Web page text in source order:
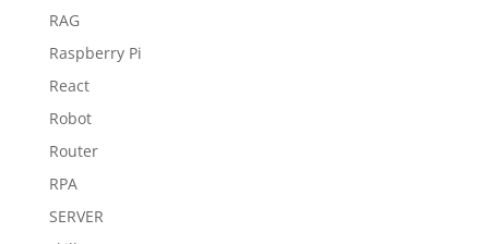
RAG
Raspberry Pi
React
Robot
Router
RPA
SERVER